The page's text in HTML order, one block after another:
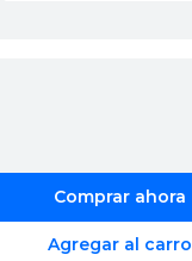
Comprar ahora
Agregar al carro